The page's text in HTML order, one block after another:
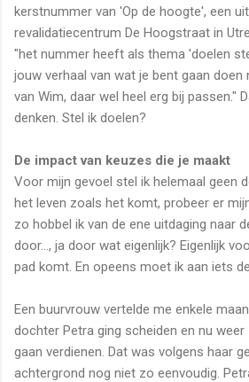
kerstnummer van 'Op de hoogte', een
revalidatiecentrum De Hoogstraat in
"het nummer heeft als thema 'doelen
jouw verhaal van wat je bent gaan
van Wim, daar wel heel erg bij passen."
denken. Stel ik doelen?
De impact van keuzes die je maakt
Voor mijn gevoel stel ik helemaal geen
het leven zoals het komt, probeer er
zo hobbel ik van de ene uitdaging naar
door..., ja door wat eigenlijk? Eigenlijk
pad komt. En opeens moet ik aan iets
Een buurvrouw vertelde me enkele
dochter Petra ging scheiden en nu
gaan verdienen. Dat was volgens haar
achtergrond nog niet zo eenvoudig.